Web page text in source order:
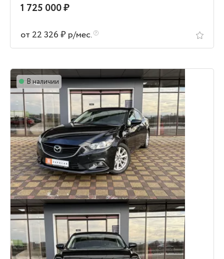
1 725 000 ₽
от 22 326 ₽ р/мес.
В наличии